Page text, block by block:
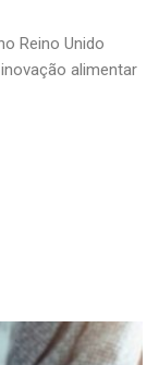
Reino Unido
alimentar